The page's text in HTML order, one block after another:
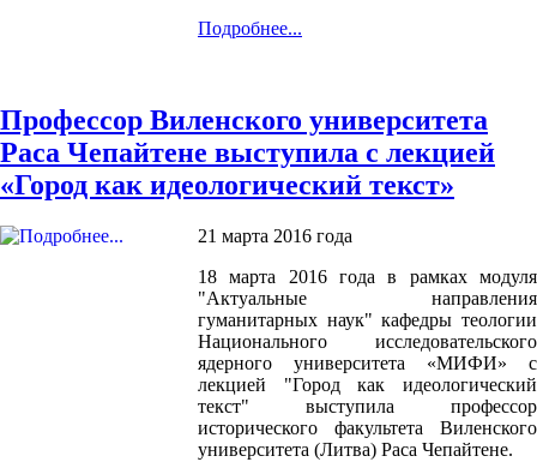
Подробнее...
Профессор Виленского университета
Раса Чепайтене выступила с лекцией
«Город как идеологический текст»
21 марта 2016 года
18 марта 2016 года в рамках модуля
"Актуальные направления
гуманитарных наук" кафедры теологии
Национального исследовательского
ядерного университета «МИФИ» с
лекцией "Город как идеологический
текст" выступила профессор
исторического факультета Виленского
университета (Литва) Раса Чепайтене.